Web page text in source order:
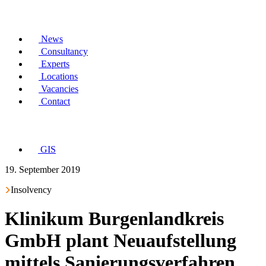
News
Consultancy
Experts
Locations
Vacancies
Contact
GIS
19. September 2019
Insolvency
Klinikum Burgenlandkreis
GmbH plant Neuaufstellung